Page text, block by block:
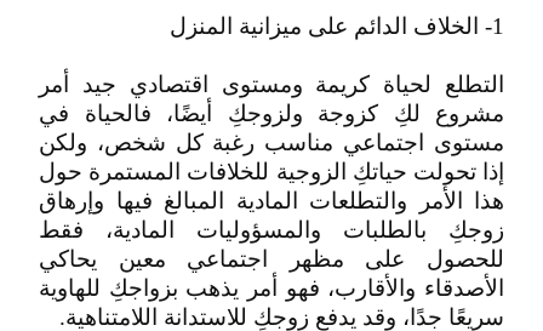
1- الخلاف الدائم على ميزانية المنزل
التطلع لحياة كريمة ومستوى اقتصادي جيد أمر
مشروع لكِ كزوجة ولزوجكِ أيضًا، فالحياة في
مستوى اجتماعي مناسب رغبة كل شخص، ولكن
إذا تحولت حياتكِ الزوجية للخلافات المستمرة حول
هذا الأمر والتطلعات المادية المبالغ فيها وإرهاق
زوجكِ بالطلبات والمسؤوليات المادية، فقط
للحصول على مظهر اجتماعي معين يحاكي
الأصدقاء والأقارب، فهو أمر يذهب بزواجكِ للهاوية
سريعًا جدًا، وقد يدفع زوجكِ للاستدانة اللامتناهية.